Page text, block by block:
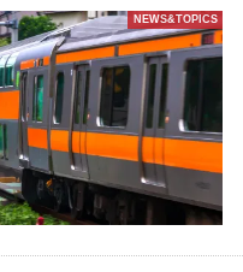
NEWS&TOPICS